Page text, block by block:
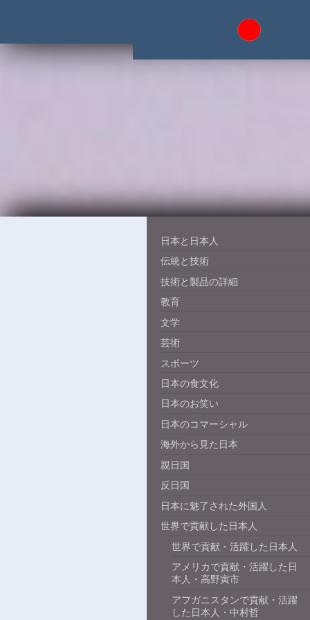
日本と日本人
伝統と技術
技術と製品の詳細
教育
文学
芸術
スポーツ
日本の食文化
日本のお笑い
日本のコマーシャル
海外から見た日本
親日国
反日国
日本に魅了された外国人
世界で貢献した日本人
世界で貢献・活躍した日本人
アメリカで貢献・活躍した日
本人・高野寅市
アフガニスタンで貢献・活躍
した日本人・中村哲